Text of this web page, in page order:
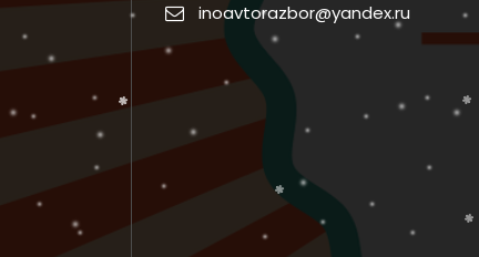
inoavtorazbor@yandex.ru